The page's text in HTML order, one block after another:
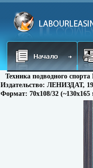
Техника подводного
Издательство: ЛЕНИЗДАТ,
Формат: 70x108/32